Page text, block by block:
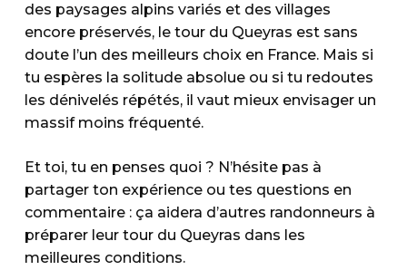
des paysages alpins variés et des villages
encore préservés, le tour du Queyras est sans
doute l’un des meilleurs choix en France. Mais si
tu espères la solitude absolue ou si tu redoutes
les dénivelés répétés, il vaut mieux envisager un
massif moins fréquenté.
Et toi, tu en penses quoi ? N’hésite pas à
partager ton expérience ou tes questions en
commentaire : ça aidera d’autres randonneurs à
préparer leur tour du Queyras dans les
meilleures conditions.